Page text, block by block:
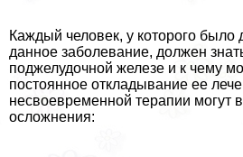
Каждый человек, у которого было
данное заболевание, должен
поджелудочной железе и к чему
постоянное откладывание ее
несвоевременной терапии могут
осложнения: